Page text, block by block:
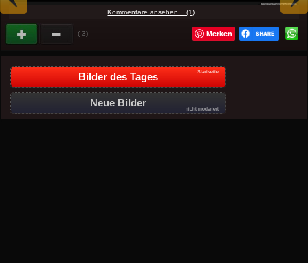
Kommentare ansehen... (1)
(-3) Merken
Bilder des Tages Startseite
Neue Bilder
nicht moderiert